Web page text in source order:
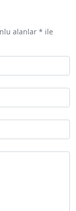
alanlar * ile